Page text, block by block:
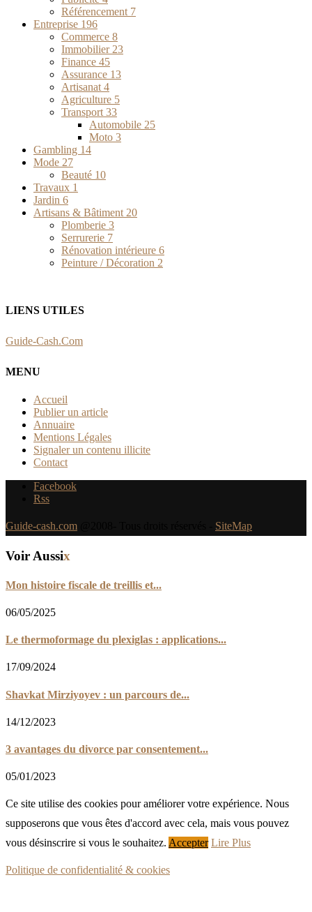
Référencement 7
Entreprise 196
Commerce 8
Immobilier 23
Finance 45
Assurance 13
Artisanat 4
Agriculture 5
Transport 33
Automobile 25
Moto 3
Gambling 14
Mode 27
Beauté 10
Travaux 1
Jardin 6
Artisans & Bâtiment 20
Plomberie 3
Serrurerie 7
Rénovation intérieure 6
Peinture / Décoration 2
LIENS UTILES
Guide-Cash.Com
MENU
Accueil
Publier un article
Annuaire
Mentions Légales
Signaler un contenu illicite
Contact
Facebook
Rss
Guide-cash.com SiteMap
Voir Aussix
Mon histoire fiscale de treillis et...
06/05/2025
Le thermoformage du plexiglas : applications...
17/09/2024
Shavkat Mirziyoyev : un parcours de...
14/12/2023
3 avantages du divorce par consentement...
05/01/2023
Ce site utilise des cookies pour améliorer votre expérience. Nous
supposerons que vous êtes d'accord avec cela, mais vous pouvez
vous désinscrire si vous le souhaitez. Accepter Lire Plus
Politique de confidentialité & cookies